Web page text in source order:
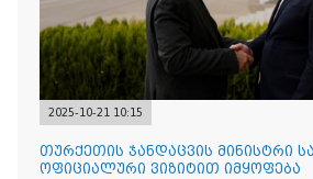
2025-10-21 10:15
თურქეთის ჯანდაცვის მინისტრი
ოფიციალური ვიზიტით იმყოფება